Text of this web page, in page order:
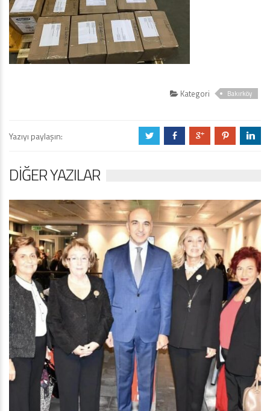
Kategori Bakırköy
Yazıyı paylaşın: a b c d j
DIĞER YAZILAR